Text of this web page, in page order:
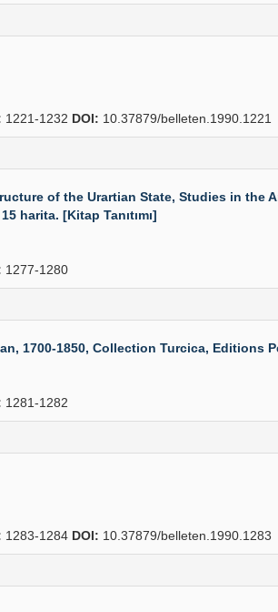
1221-1232 DOI: 10.37879/belleten.1990.1221
of the Urartian State, Studies in
harita. [Kitap Tanıtımı]
1277-1280
1700-1850, Collection Turcica, Editions
1281-1282
1283-1284 DOI: 10.37879/belleten.1990.1283